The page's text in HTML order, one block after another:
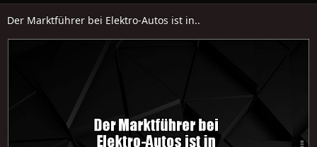
Der Marktführer bei Elektro-Autos ist in..